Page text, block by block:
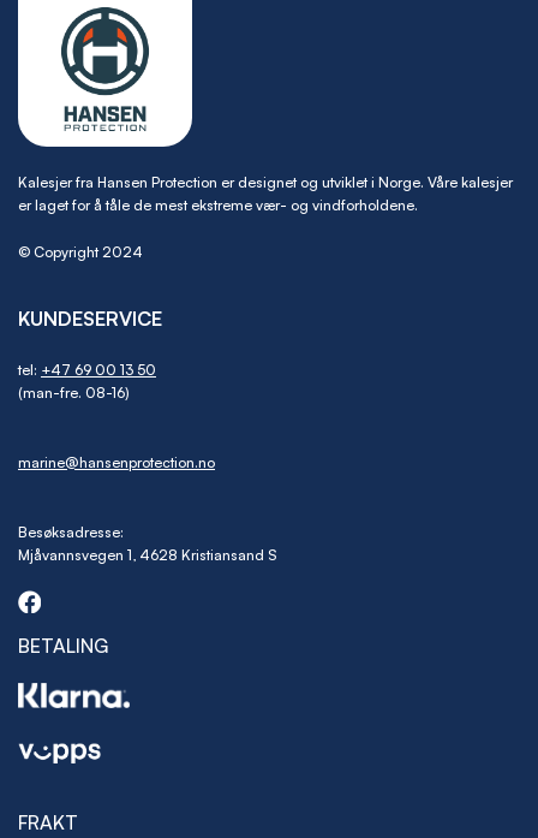
Kalesjer fra Hansen Protection er designet og utviklet i Norge. Våre kalesjer
er laget for å tåle de mest ekstreme vær- og vindforholdene.
© Copyright 2024
KUNDESERVICE
tel: +47 69 00 13 50
(man-fre. 08-16)
marine@hansenprotection.no
Besøksadresse:
Mjåvannsvegen 1, 4628 Kristiansand S
BETALING
FRAKT